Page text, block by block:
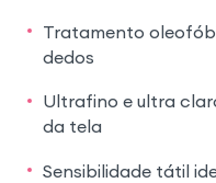
Tratamento
dedos
Ultrafino e ultra
da tela
Sensibilidade tátil